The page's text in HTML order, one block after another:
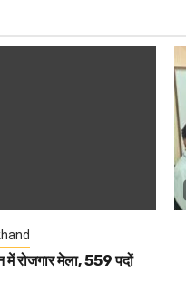
में रोजगार मेला, 559 पदों